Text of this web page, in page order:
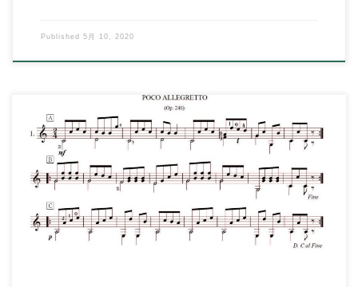
Published 5月 10, 2020
【演奏動画】〈演奏：伊原鉄朗〉 ↓チャンネル登録はこちらのボ
タンからお願いします。 […]